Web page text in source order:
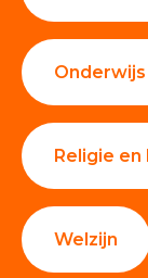
Religie
Welzijn